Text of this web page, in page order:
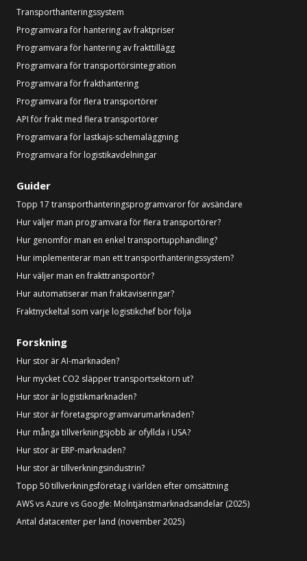
Transporthanteringssystem
Programvara för hantering av fraktpriser
Programvara för hantering av frakttillägg
Programvara för transportörsintegration
Programvara för frakthantering
Programvara för flera transportörer
API för frakt med flera transportörer
Programvara för lastkajs-schemaläggning
Programvara för logistikavdelningar
Guider
Topp 17 transporthanteringsprogramvaror för avsändare
Hur väljer man programvara för flera transportörer?
Hur genomför man en enkel transportupphandling?
Hur implementerar man ett transporthanteringssystem?
Hur väljer man en frakttransportör?
Hur automatiserar man fraktaviseringar?
Fraktnyckeltal som varje logistikchef bör följa
Forskning
Hur stor är AI-marknaden?
Hur mycket CO2 släpper transportsektorn ut?
Hur stor är logistikmarknaden?
Hur stor är företagsprogramvarumarknaden?
Hur många tillverkningsjobb är ofyllda i USA?
Hur stor är ERP-marknaden?
Hur stor är tillverkningsindustrin?
Topp 50 tillverkningsföretag i världen efter omsättning
AWS vs Azure vs Google: Molntjänstmarknadsandelar (2025)
Antal datacenter per land (november 2025)